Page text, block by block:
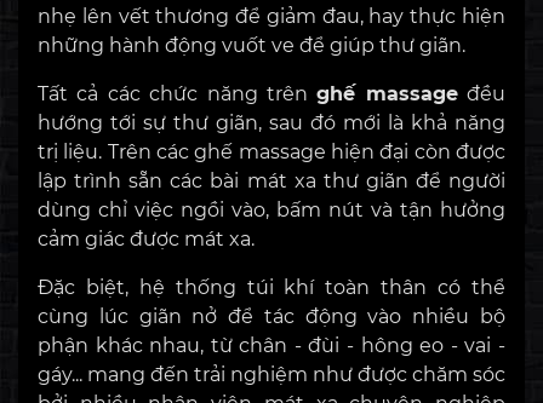
nhẹ lên vết thương để giảm đau, hay thực hiện
những hành động vuốt ve để giúp thư giãn.
Tất cả các chức năng trênghế massageđều
hướng tới sự thư giãn, sau đó mới là khả năng
trị liệu. Trên các ghế massage hiện đại còn được
lập trình sẵn các bài mát xa thư giãn để người
dùng chỉ việc ngồi vào, bấm nút và tận hưởng
cảm giác được mát xa.
Đặc biệt, hệ thống túi khí toàn thân có thể
cùng lúc giãn nở để tác động vào nhiều bộ
phận khác nhau, từ chân - đùi - hông eo - vai -
gáy... mang đến trải nghiệm như được chăm sóc